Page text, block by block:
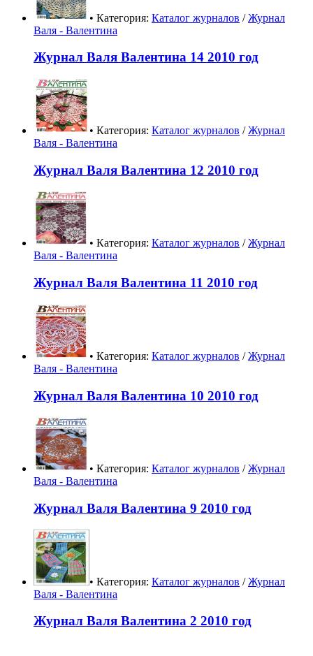
• Категория: Каталог журналов /Журнал
Валя - Валентина
Журнал Валя Валентина 14 2010 год
• Категория: Каталог журналов /Журнал
Валя - Валентина
Журнал Валя Валентина 12 2010 год
• Категория: Каталог журналов /Журнал
Валя - Валентина
Журнал Валя Валентина 11 2010 год
• Категория: Каталог журналов /Журнал
Валя - Валентина
Журнал Валя Валентина 10 2010 год
• Категория: Каталог журналов /Журнал
Валя - Валентина
Журнал Валя Валентина 9 2010 год
• Категория: Каталог журналов /Журнал
Валя - Валентина
Журнал Валя Валентина 2 2010 год